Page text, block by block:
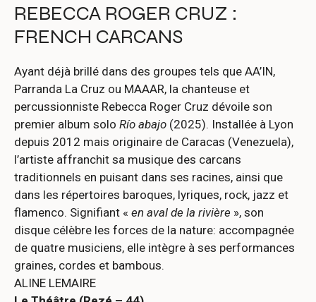
REBECCA ROGER CRUZ :
FRENCH CARCANS
Ayant déjà brillé dans des groupes tels que AA’IN,
Parranda La Cruz ou MAAAR, la chanteuse et
percussionniste Rebecca Roger Cruz dévoile son
premier album solo Río abajo (2025). Installée à Lyon
depuis 2012 mais originaire de Caracas (Venezuela),
l’artiste affranchit sa musique des carcans
traditionnels en puisant dans ses racines, ainsi que
dans les répertoires baroques, lyriques, rock, jazz et
flamenco. Signifiant « en aval de la rivière », son
disque célèbre les forces de la nature: accompagnée
de quatre musiciens, elle intègre à ses performances
graines, cordes et bambous.
ALINE LEMAIRE